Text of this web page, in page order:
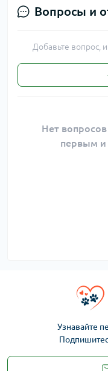
Вопросы и
Добавьте вопрос,
Нет
первым и
Узнавайте